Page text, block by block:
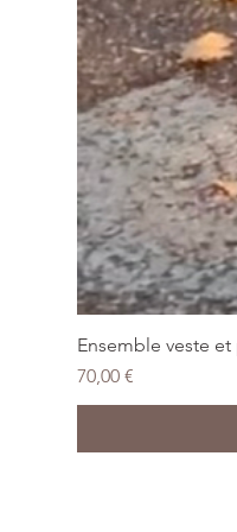
Ensemble veste
Prix
70,00 €